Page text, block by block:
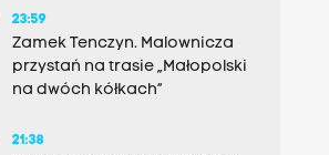
23:59
Zamek Tenczyn. Malownicza
przystań na trasie „Małopolski
na dwóch kółkach”
21:38